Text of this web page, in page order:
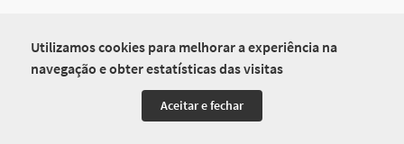
Utilizamos cookies para melhorar a experiência na
navegação e obter estatísticas das visitas
Aceitar e fechar